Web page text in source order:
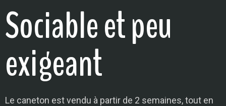
Sociable et peu
exigeant
Le caneton est vendu à partir de 2 semaines, tout en